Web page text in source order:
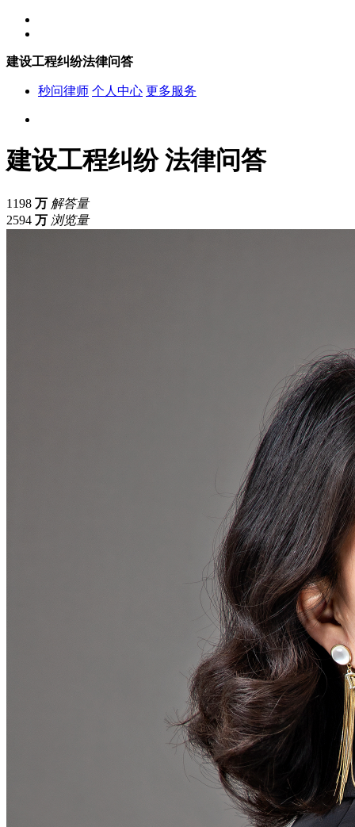
建设工程纠纷法律问答
秒问律师 个人中心 更多服务
建设工程纠纷法律问答
1198 万 解答量
2594 万 浏览量